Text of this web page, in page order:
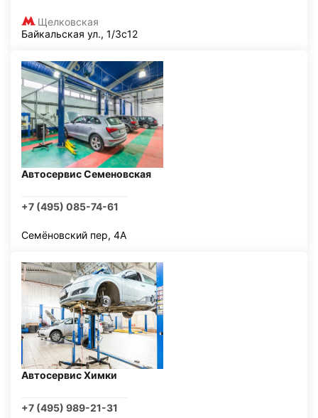
Щелковская
Байкальская ул., 1/3с12
Автосервис Семеновская
+7 (495) 085-74-61
Семёновский пер, 4А
Автосервис Химки
+7 (495) 989-21-31